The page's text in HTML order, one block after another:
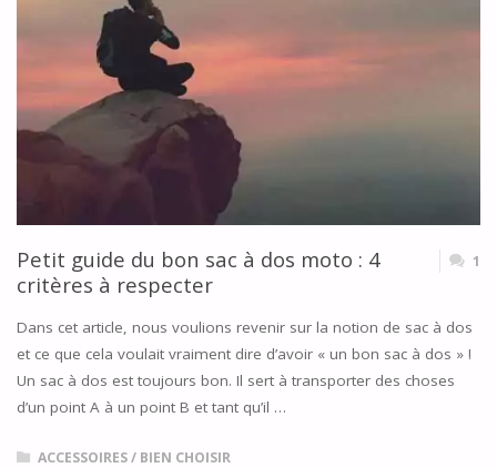
DE
CASQUE
MOTO"
Petit guide du bon sac à dos moto : 4
critères à respecter
1
Dans cet article, nous voulions revenir sur la notion de sac à dos
et ce que cela voulait vraiment dire d’avoir « un bon sac à dos » !
Un sac à dos est toujours bon. Il sert à transporter des choses
d’un point A à un point B et tant qu’il …
ACCESSOIRES/ BIEN CHOISIR